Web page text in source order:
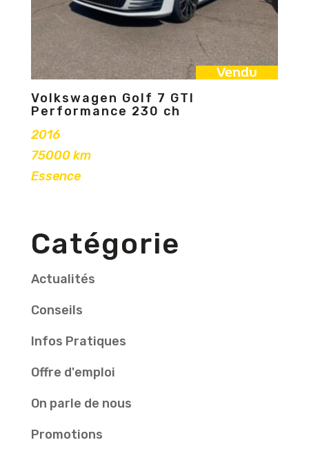
Vendu
Volkswagen Golf 7 GTI
Performance 230 ch
2016
75000 km
Essence
Catégorie
Actualités
Conseils
Infos Pratiques
Offre d'emploi
On parle de nous
Promotions